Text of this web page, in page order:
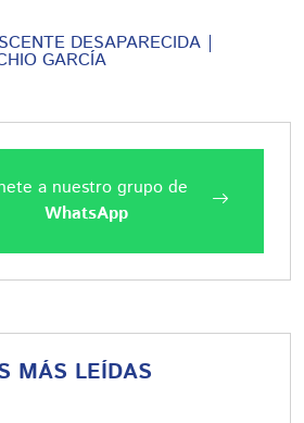
DESAPARECIDA
GARCÍA
a nuestro grupo de
WhatsApp
MÁS LEÍDAS